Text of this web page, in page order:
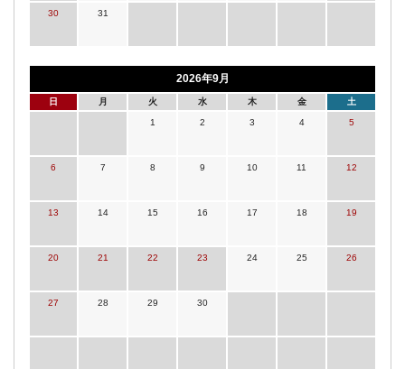
30 31
2026年9月
日 月 火 水 木 金 土
1 2 3 4 5
6 7 8 9 10 11 12
13 14 15 16 17 18 19
20 21 22 23 24 25 26
27 28 29 30